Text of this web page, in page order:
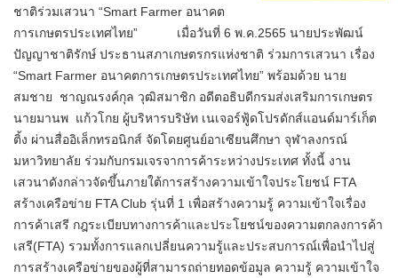
ชาติร่วมเสวนา “Smart Farmer อนาคต
การเกษตรประเทศไทย” เมื่อวันที่ 6 พ.ค.2565 นายประพัฒน์
ปัญญาชาติรักษ์ ประธานสภาเกษตรกรแห่งชาติ ร่วมการเสวนา เรื่อง
“Smart Farmer อนาคตการเกษตรประเทศไทย” พร้อมด้วย นาย
สมชาย ชาญณรงค์กุล วุฒิสมาชิก อดีตอธิบดีกรมส่งเสริมการเกษตร
นายมานพ แก้วโกย ผู้บริหารบริษัท เนเจอร์ฟู้ดโปรดักส์แอนด์มาร์เก็ต
ติ้ง ผ่านสื่ออิเล็กทรอนิกส์ จัดโดยศูนย์อาเซียนศึกษา จุฬาลงกรณ์
มหาวิทยาลัย ร่วมกับกรมเจรจาการค้าระหว่างประเทศ ทั้งนี้ งาน
เสวนาดังกล่าวจัดขึ้นภายใต้การสร้างความเข้าใจประโยชน์ FTA
สร้างเครือข่าย FTA Club รุ่นที่ 1 เพื่อสร้างความรู้ ความเข้าใจเรื่อง
การค้าเสรี กฎระเบียบทางการค้าและประโยชน์ของความตกลงการค้า
เสรี(FTA) รวมทั้งการแลกเปลี่ยนความรู้และประสบการณ์เพื่อนำไปสู่
การสร้างเครือข่ายของผู้ที่สามารถถ่ายทอดข้อมูล ความรู้ ความเข้าใจ